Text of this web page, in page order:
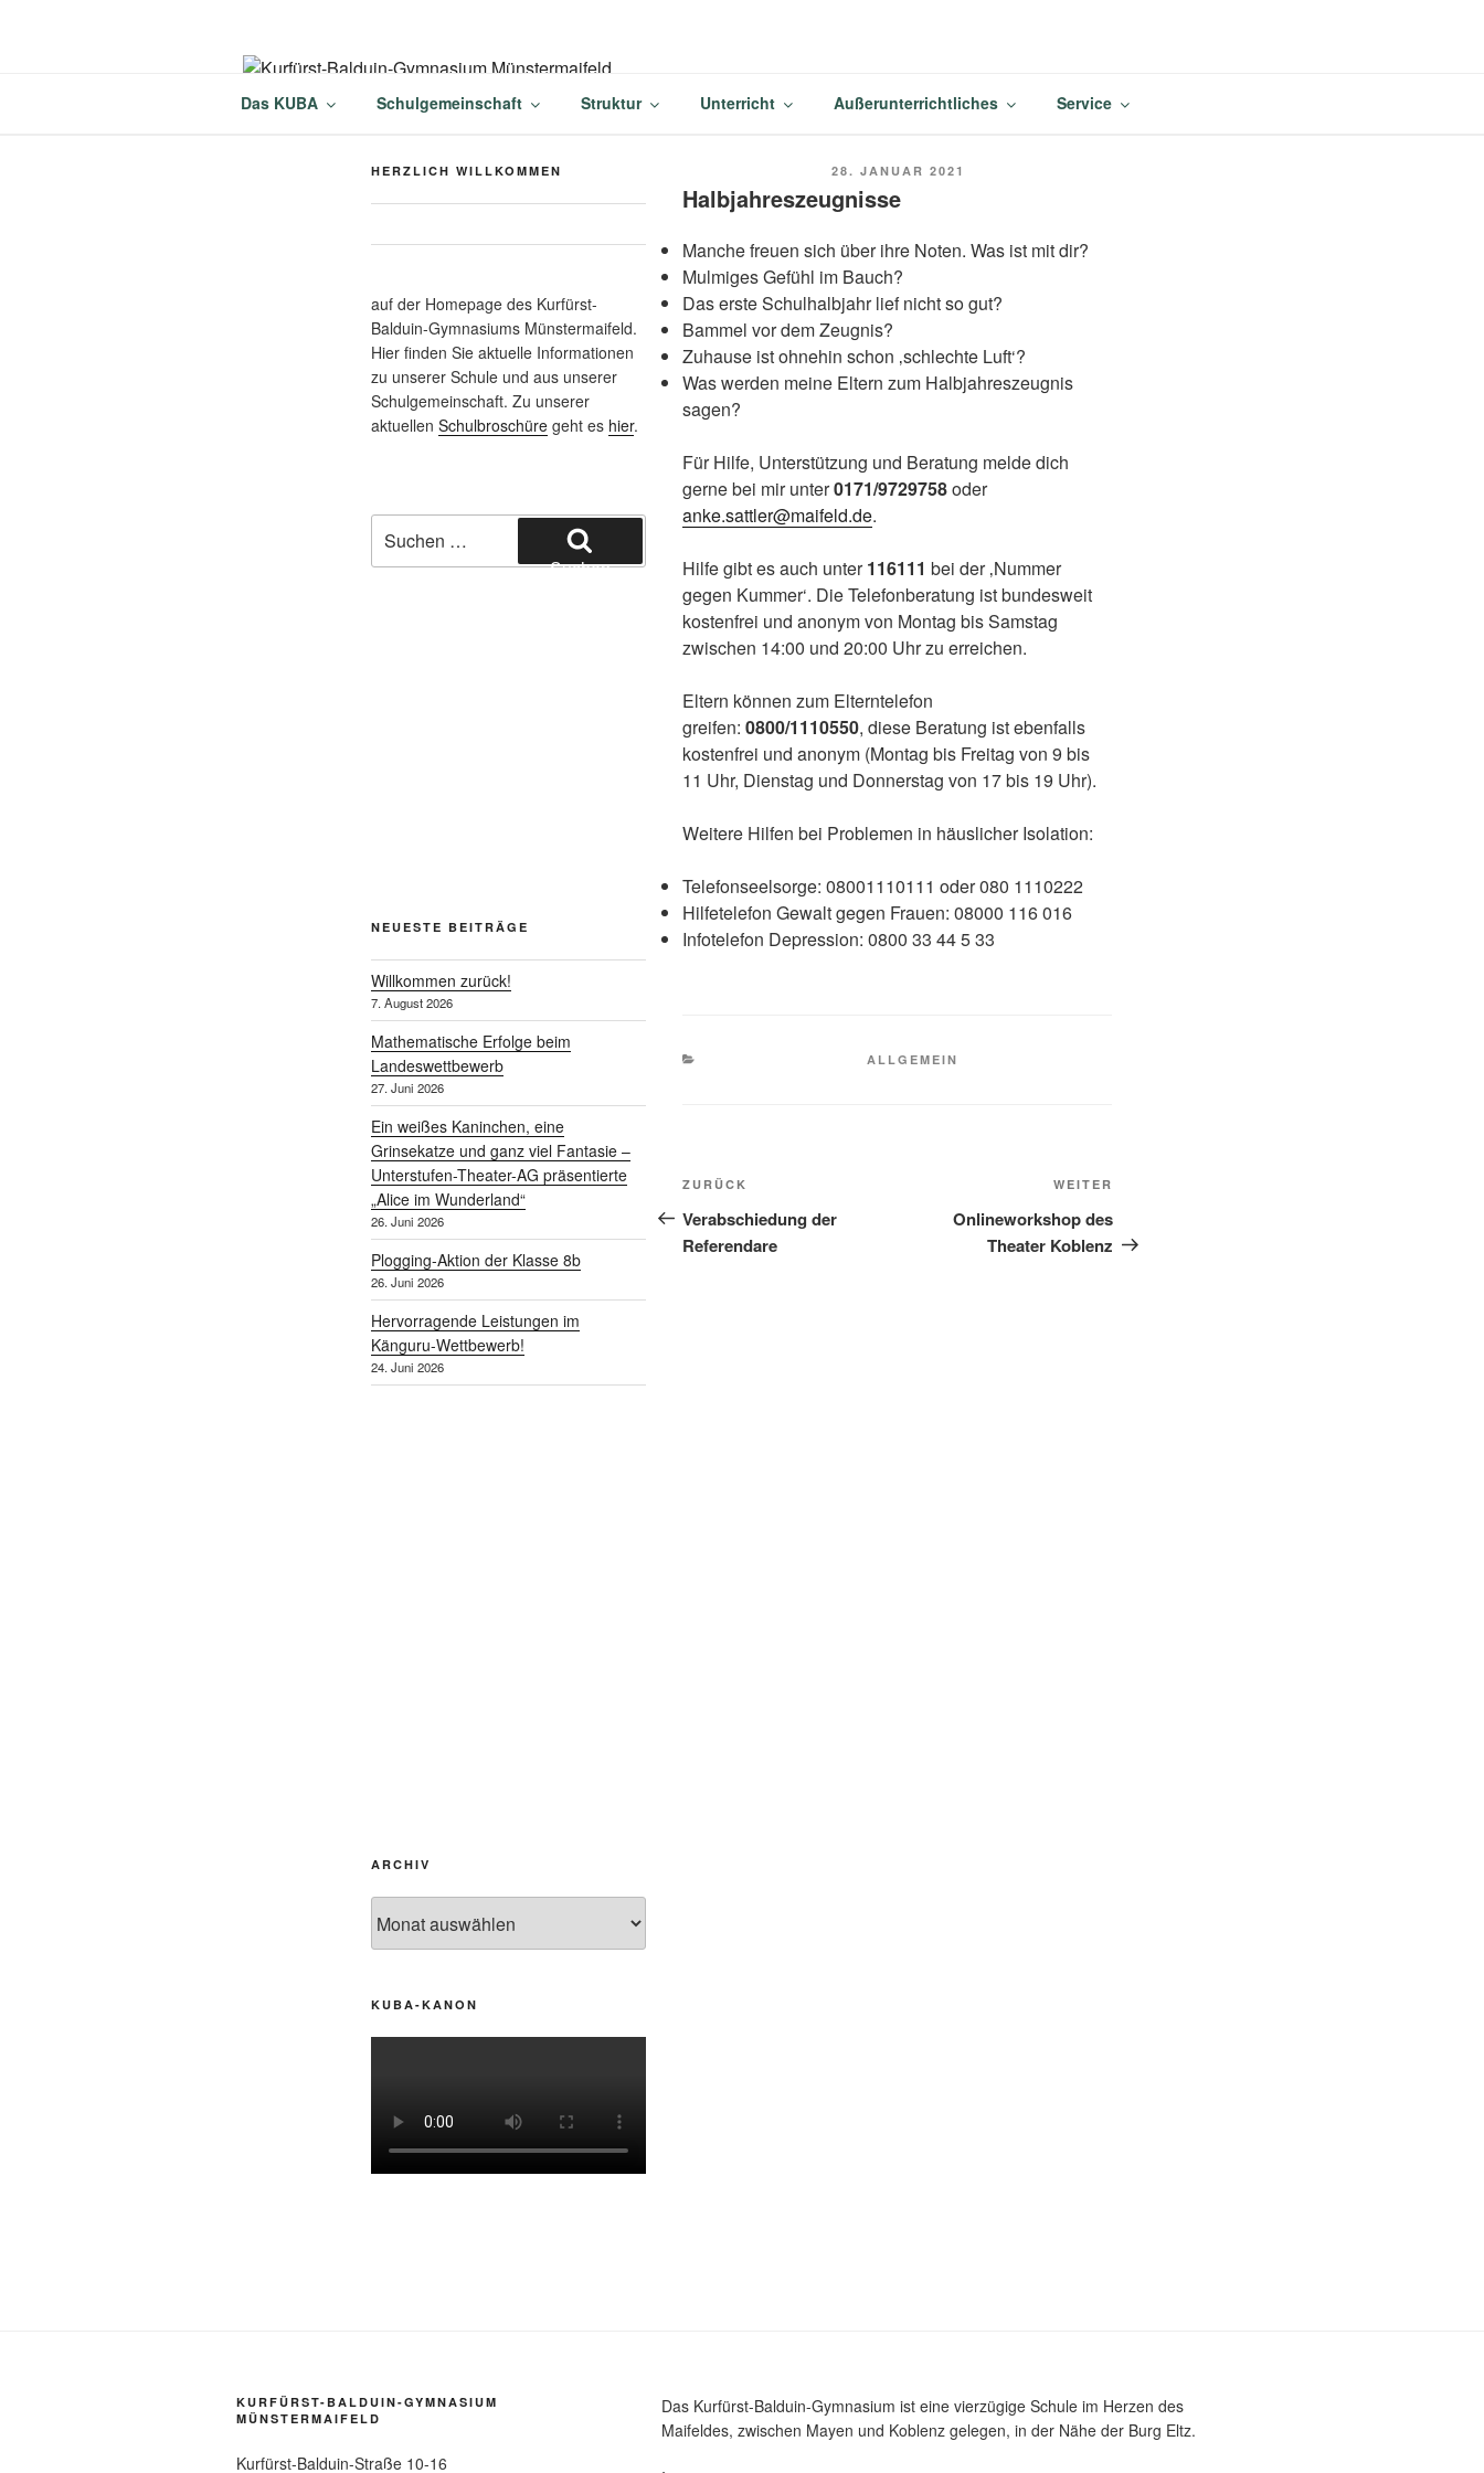
KURFÜRST-BALDUIN-GYMNASIUM
MÜNSTERMAIFELD
Das KUBA Schulgemeinschaft Struktur Unterricht Außerunterrichtliches Service
VERÖFFENTLICHT
28. JANUAR 2021
Halbjahreszeugnisse
Manche freuen sich über ihre Noten. Was ist mit dir?
Mulmiges Gefühl im Bauch?
Das erste Schulhalbjahr lief nicht so gut?
Bammel vor dem Zeugnis?
Zuhause ist ohnehin schon ‚schlechte Luft‘?
Was werden meine Eltern zum Halbjahreszeugnis
sagen?
Für Hilfe, Unterstützung und Beratung melde dich
gerne bei mir unter0171/9729758oder
anke.sattler@maifeld.de.
Hilfe gibt es auch unter116111 bei der ‚Nummer
gegen Kummer‘. Die Telefonberatung ist bundesweit
kostenfrei und anonym von Montag bis Samstag
zwischen 14:00 und 20:00 Uhr zu erreichen.
Eltern können zum Elterntelefon
greifen:0800/1110550, diese Beratung ist ebenfalls
kostenfrei und anonym (Montag bis Freitag von 9 bis
11 Uhr, Dienstag und Donnerstag von 17 bis 19 Uhr).
Weitere Hilfen bei Problemen in häuslicher Isolation:
Telefonseelsorge: 08001110111 oder 080 1110222
Hilfetelefon Gewalt gegen Frauen: 08000 116 016
Infotelefon Depression: 0800 33 44 5 33
KATEGORIEN
ALLGEMEIN
Beitragsnavigation
Vorheriger
Beitrag
ZURÜCK
Verabschiedung der
Referendare
Beitrag
WEITER
Onlineworkshop des
Theater Koblenz
HERZLICH WILLKOMMEN
auf der Homepage des Kurfürst-
Balduin-Gymnasiums Münstermaifeld.
Hier finden Sie aktuelle Informationen
zu unserer Schule und aus unserer
Schulgemeinschaft. Zu unserer
aktuellen Schulbroschüre geht es hier.
nach:
Suchen
NEUESTE BEITRÄGE
Willkommen zurück!
7. August 2026
Mathematische Erfolge beim
Landeswettbewerb
27. Juni 2026
Ein weißes Kaninchen, eine
Grinsekatze und ganz viel Fantasie –
Unterstufen-Theater-AG präsentierte
„Alice im Wunderland“
26. Juni 2026
Plogging-Aktion der Klasse 8b
26. Juni 2026
Hervorragende Leistungen im
Känguru-Wettbewerb!
24. Juni 2026
ARCHIV
KUBA-KANON
KURFÜRST-BALDUIN-GYMNASIUM
MÜNSTERMAIFELD
Kurfürst-Balduin-Straße 10-16
Das Kurfürst-Balduin-Gymnasium ist eine vierzügige Schule im Herzen des
Maifeldes, zwischen Mayen und Koblenz gelegen, in der Nähe der Burg Eltz.